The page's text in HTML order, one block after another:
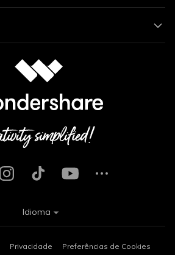
Privacidade Preferências de Cookies
Idioma